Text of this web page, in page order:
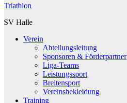
Triathlon
SV Halle
Verein
Abteilungsleitung
Sponsoren & Förderpartner
Liga-Teams
Leistungssport
Breitensport
Vereinsbekleidung
Training